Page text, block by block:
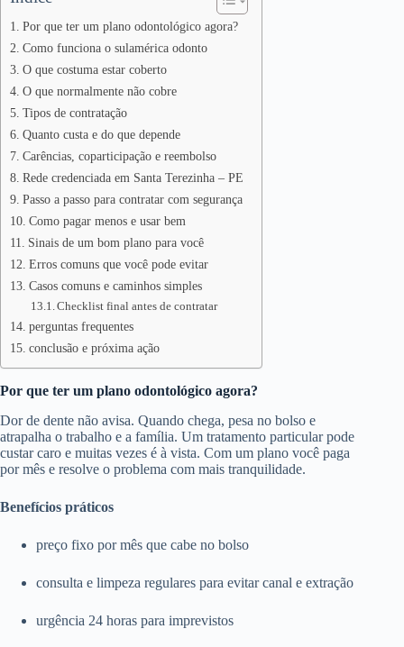
Por que ter um plano odontológico agora?
Como funciona o sulamérica odonto
O que costuma estar coberto
O que normalmente não cobre
Tipos de contratação
Quanto custa e do que depende
Carências, coparticipação e reembolso
Rede credenciada em Santa Terezinha – PE
Passo a passo para contratar com segurança
Como pagar menos e usar bem
Sinais de um bom plano para você
Erros comuns que você pode evitar
Casos comuns e caminhos simples
Checklist final antes de contratar
perguntas frequentes
conclusão e próxima ação
Por que ter um plano odontológico agora?
Dor de dente não avisa. Quando chega, pesa no bolso e
atrapalha o trabalho e a família. Um tratamento particular pode
custar caro e muitas vezes é à vista. Com um plano você paga
por mês e resolve o problema com mais tranquilidade.
Benefícios práticos
preço fixo por mês que cabe no bolso
consulta e limpeza regulares para evitar canal e extração
urgência 24 horas para imprevistos